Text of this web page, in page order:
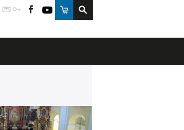
PocztaLogowanie
FacebookYouTube
Sklep